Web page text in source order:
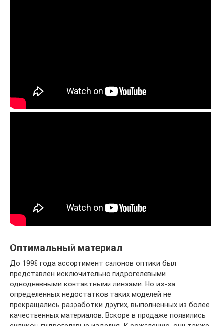
Оптимальный материал
До 1998 года ассортимент салонов оптики был
представлен исключительно гидрогелевыми
однодневными контактными линзами. Но из-за
определенных недостатков таких моделей не
прекращались разработки других, выполненных из более
качественных материалов. Вскоре в продаже появились